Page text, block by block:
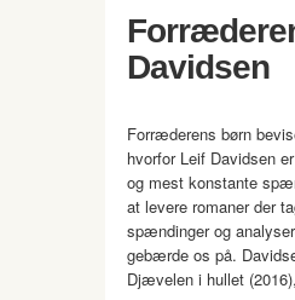
Davidsen
Forræderens børn
hvorfor Leif Davidsen
og mest konstante
at levere romaner der
spændinger og
gebærde os på.
Djævelen i hullet